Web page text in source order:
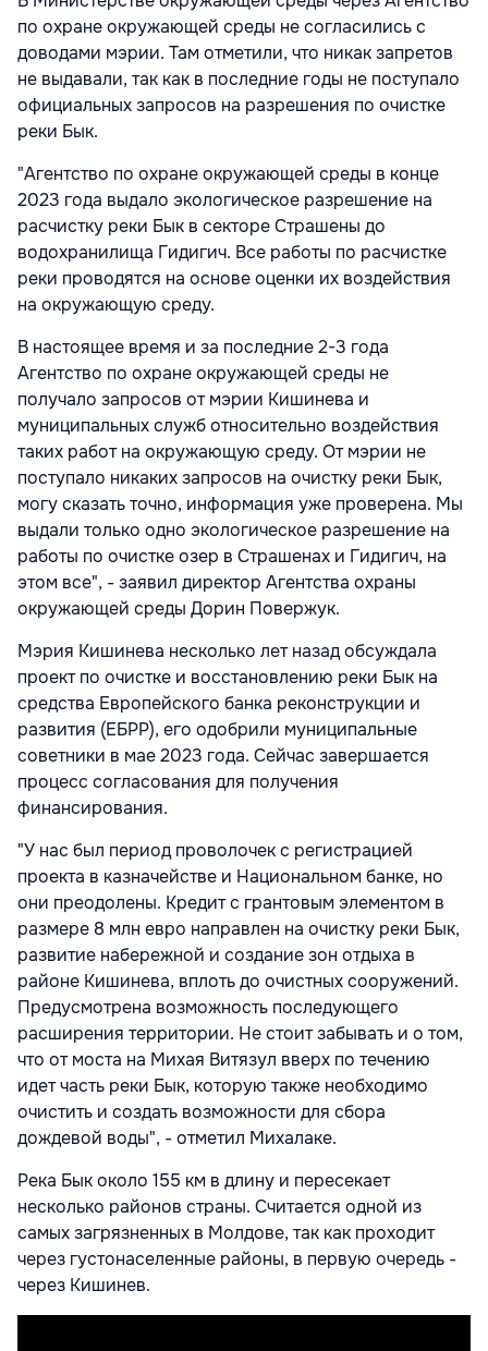
по охране окружающей среды не согласились с
доводами мэрии. Там отметили, что никак запретов
не выдавали, так как в последние годы не поступало
официальных запросов на разрешения по очистке
реки Бык.
"Агентство по охране окружающей среды в конце
2023 года выдало экологическое разрешение на
расчистку реки Бык в секторе Страшены до
водохранилища Гидигич. Все работы по расчистке
реки проводятся на основе оценки их воздействия
на окружающую среду.
В настоящее время и за последние 2-3 года
Агентство по охране окружающей среды не
получало запросов от мэрии Кишинева и
муниципальных служб относительно воздействия
таких работ на окружающую среду. От мэрии не
поступало никаких запросов на очистку реки Бык,
могу сказать точно, информация уже проверена. Мы
выдали только одно экологическое разрешение на
работы по очистке озер в Страшенах и Гидигич, на
этом все", - заявил директор Агентства охраны
окружающей среды Дорин Повержук.
Мэрия Кишинева несколько лет назад обсуждала
проект по очистке и восстановлению реки Бык на
средства Европейского банка реконструкции и
развития (ЕБРР), его одобрили муниципальные
советники в мае 2023 года. Сейчас завершается
процесс согласования для получения
финансирования.
"У нас был период проволочек с регистрацией
проекта в казначействе и Национальном банке, но
они преодолены. Кредит с грантовым элементом в
размере 8 млн евро направлен на очистку реки Бык,
развитие набережной и создание зон отдыха в
районе Кишинева, вплоть до очистных сооружений.
Предусмотрена возможность последующего
расширения территории. Не стоит забывать и о том,
что от моста на Михая Витязул вверх по течению
идет часть реки Бык, которую также необходимо
очистить и создать возможности для сбора
дождевой воды", - отметил Михалаке.
Река Бык около 155 км в длину и пересекает
несколько районов страны. Считается одной из
самых загрязненных в Молдове, так как проходит
через густонаселенные районы, в первую очередь -
через Кишинев.